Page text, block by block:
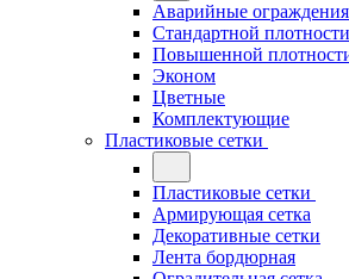
Аварийные ограждения
Стандартной плотности
Повышенной
Эконом
Цветные
Комплектующие
Пластиковые сетки
Пластиковые сетки
Армирующая сетка
Декоративные сетки
Лента бордюрная